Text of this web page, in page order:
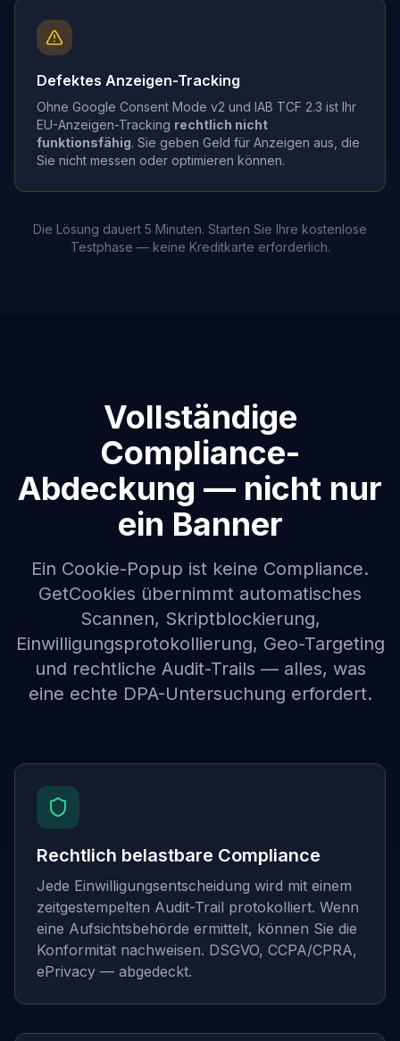
Defektes Anzeigen-Tracking
Ohne Google Consent Mode v2 und IAB TCF 2.3 ist Ihr
EU-Anzeigen-Tracking rechtlich nicht
funktionsfähig. Sie geben Geld für Anzeigen aus, die
Sie nicht messen oder optimieren können.
Die Lösung dauert 5 Minuten. Starten Sie Ihre kostenlose
Testphase — keine Kreditkarte erforderlich.
Vollständige
Compliance-
Abdeckung — nicht nur
ein Banner
Ein Cookie-Popup ist keine Compliance.
GetCookies übernimmt automatisches
Scannen, Skriptblockierung,
Einwilligungsprotokollierung, Geo-Targeting
und rechtliche Audit-Trails — alles, was
eine echte DPA-Untersuchung erfordert.
Rechtlich belastbare Compliance
Jede Einwilligungsentscheidung wird mit einem
zeitgestempelten Audit-Trail protokolliert. Wenn
eine Aufsichtsbehörde ermittelt, können Sie die
Konformität nachweisen. DSGVO, CCPA/CPRA,
ePrivacy — abgedeckt.